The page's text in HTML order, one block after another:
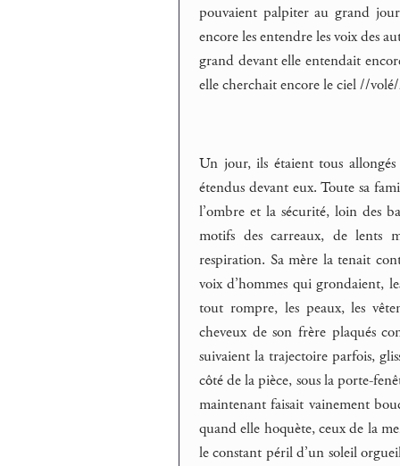
pouvaient palpiter au grand
encore les entendre les voix des
grand devant elle entendait
elle cherchait encore le ciel //
Un jour, ils étaient tous
étendus devant eux. Toute sa
l’ombre et la sécurité, loin des
motifs des carreaux, de lents
respiration. Sa mère la tenait
voix d’hommes qui grondaient,
tout rompre, les peaux, les
cheveux de son frère plaqués
suivaient la trajectoire parfois,
côté de la pièce, sous la porte-
maintenant faisait vainement
quand elle hoquète, ceux de la
le constant péril d’un soleil